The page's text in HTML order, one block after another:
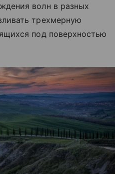
волн в разных
трехмерную
под поверхностью